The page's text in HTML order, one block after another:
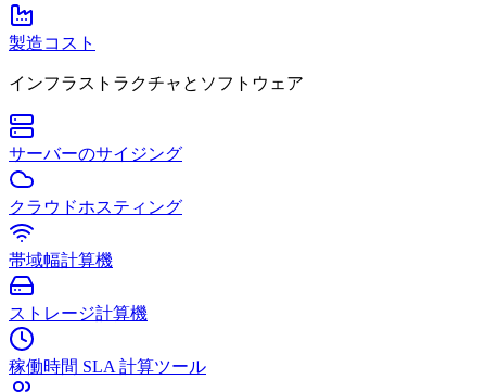
製造コスト
インフラストラクチャとソフトウェア
サーバーのサイジング
クラウドホスティング
帯域幅計算機
ストレージ計算機
稼働時間 SLA 計算ツール